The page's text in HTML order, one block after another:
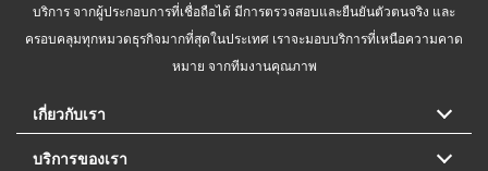
บริการ จากผู้ประกอบการที่เชื่อถือได้ มีการตรวจสอบและยืนยันตัวตนจริง และ
ครอบคลุมทุกหมวดธุรกิจมากที่สุดในประเทศ เราจะมอบบริการที่เหนือความคาด
หมาย จากทีมงานคุณภาพ
เกี่ยวกับเรา
บริการของเรา